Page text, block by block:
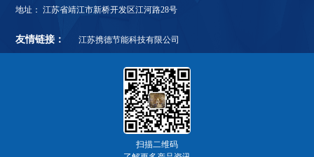
地址： 江苏省靖江市新桥开发区江河路28号
友情链接： 江苏携德节能科技有限公司
扫描二维码